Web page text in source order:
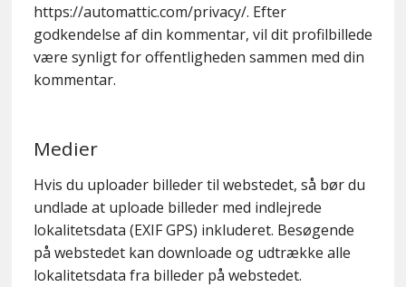
https://automattic.com/privacy/. Efter
godkendelse af din kommentar, vil dit profilbillede
være synligt for offentligheden sammen med din
kommentar.
Medier
Hvis du uploader billeder til webstedet, så bør du
undlade at uploade billeder med indlejrede
lokalitetsdata (EXIF GPS) inkluderet. Besøgende
på webstedet kan downloade og udtrække alle
lokalitetsdata fra billeder på webstedet.